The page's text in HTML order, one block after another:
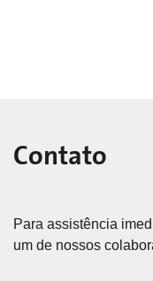
Contato
Para assistência
um de nossos